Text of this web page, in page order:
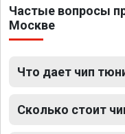
Частые вопросы
Москве
Что дает чип
Сколько стоит